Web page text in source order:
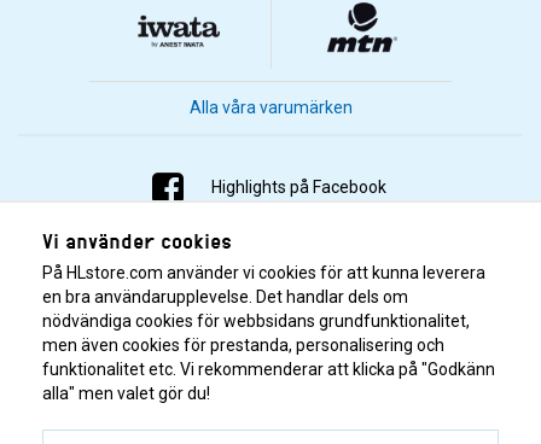
Alla våra varumärken
Highlights på Facebook
Highlights på Instagram
Highlights på Youtube
Highlights på Tiktok
Vi använder cookies
På HLstore.com använder vi cookies för att kunna leverera
en bra användarupplevelse. Det handlar dels om
nödvändiga cookies för webbsidans grundfunktionalitet,
men även cookies för prestanda, personalisering och
funktionalitet etc. Vi rekommenderar att klicka på "Godkänn
alla" men valet gör du!